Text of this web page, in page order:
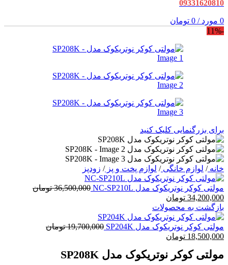
09331620810
0 مورد /
0 تومان
-11%
برای بزرگنمایی کلیک کنید
خانه/ لوازم خانگی/ لوازم پخت و پز/ زودپز
مولتی کوکر نوتریکوک مدل NC-SP210L 36,500,000 تومان
قیمت
اصلی:
36,500,000 تومان
بود.
34,200,000 تومان
فعلی:
34,200,000 تومان.
بازگشت به محصولات
مولتی کوکر نوتریکوک مدل SP204K 19,700,000 تومان
قیمت
19,700,000 تومان
18,500,000 تومان
18,500,000 تومان.
مولتی کوکر نوتریکوک مدل SP208K